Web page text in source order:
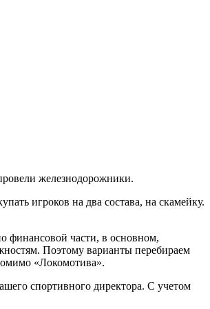
железнодорожники.
игроков на два состава, на скамейку.
финансовой части, в основном,
Поэтому варианты перебираем
«Локомотива».
спортивного директора. С учетом